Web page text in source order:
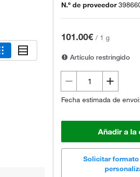
N.º de proveedor
101.00€ / 1 g
Artículo restringido
Fecha estimada de
Añadir a la
Solicitar formato